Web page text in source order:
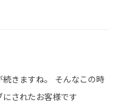
きますね。 そんなこの時
されたお客様です